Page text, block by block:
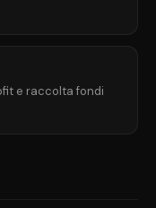
e raccolta fondi